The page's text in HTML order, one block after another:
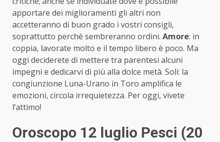
apportare dei miglioramenti gli altri non
accetteranno di buon grado i vostri consigli,
soprattutto perché sembreranno ordini. Amore: in
coppia, lavorate molto e il tempo libero è poco. Ma
oggi deciderete di mettere tra parentesi alcuni
impegni e dedicarvi di più alla dolce metà. Soli: la
congiunzione Luna-Urano in Toro amplifica le
emozioni, circola irrequietezza. Per oggi, vivete
l’attimo!
Oroscopo 12 luglio Pesci (20